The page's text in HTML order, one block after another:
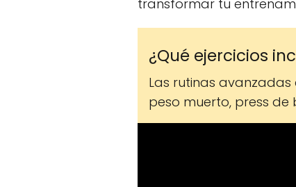
transformar tu
¿Qué ejercicios
Las rutinas
peso muerto, press de